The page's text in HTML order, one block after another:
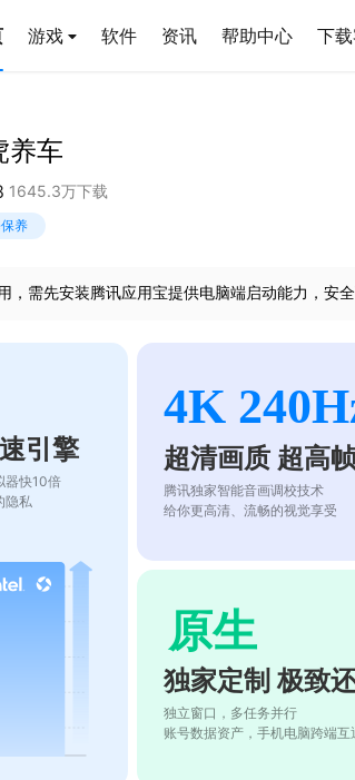
游戏 软件 资讯 帮助中心 下
养车
1645.3万下载
养
，需先安装腾讯应用宝提供电脑端启动能力，安
引擎
器快10倍
隐私
4K
超清画质 超高
腾讯独家智能音画调校技术
给你更高清、流畅的视觉享受
原生
独家定制 极致
独立窗口，多任务并行
账号数据资产，手机电脑跨端互